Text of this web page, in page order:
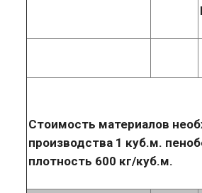
Стоимость материалов
производства 1 куб.м.
плотность 600 кг/куб.м.